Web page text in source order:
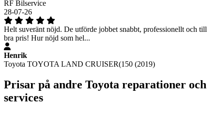
RF Bilservice
28-07-26
Helt suveränt nöjd. De utförde jobbet snabbt, professionellt och till
bra pris! Hur nöjd som hel...
Henrik
Toyota TOYOTA LAND CRUISER(150 (2019)
Prisar på andre Toyota reparationer och
services